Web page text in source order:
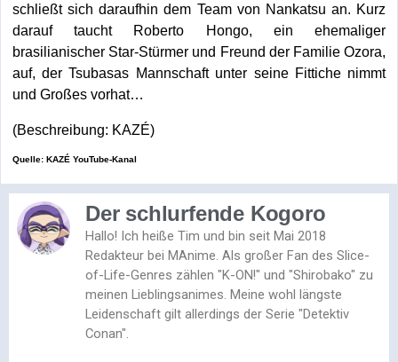
schließt sich daraufhin dem Team von Nankatsu an. Kurz
darauf taucht Roberto Hongo, ein ehemaliger
brasilianischer Star-Stürmer und Freund der Familie Ozora,
auf, der Tsubasas Mannschaft unter seine Fittiche nimmt
und Großes vorhat…
(Beschreibung: KAZÉ)
Quelle: KAZÉ YouTube-Kanal
Der schlurfende Kogoro
Hallo! Ich heiße Tim und bin seit Mai 2018
Redakteur bei MAnime. Als großer Fan des Slice-
of-Life-Genres zählen "K-ON!" und "Shirobako" zu
meinen Lieblingsanimes. Meine wohl längste
Leidenschaft gilt allerdings der Serie "Detektiv
Conan".